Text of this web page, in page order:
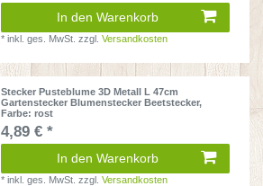
In den Warenkorb
*inkl. ges. MwSt. zzgl.Versandkosten
Stecker Pusteblume 3D Metall L 47cm
Gartenstecker Blumenstecker Beetstecker,
Farbe: rost
4,89 € *
In den Warenkorb
*inkl. ges. MwSt. zzgl.Versandkosten